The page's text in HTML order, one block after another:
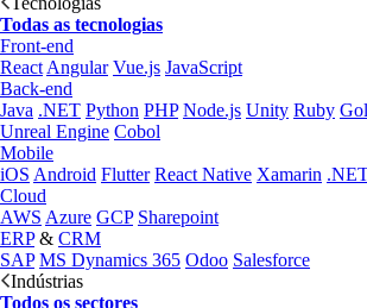
Todas as tecnologias
Front-end
React Angular Vue.js JavaScript
Back-end
Java .NET Python PHP Node.js Unity Ruby
Unreal Engine Cobol
Mobile
iOS Android Flutter React Native Xamarin
Cloud
AWS Azure GCP Sharepoint
ERP& CRM
SAP MS Dynamics 365 Odoo Salesforce
Indústrias
Todos os sectores